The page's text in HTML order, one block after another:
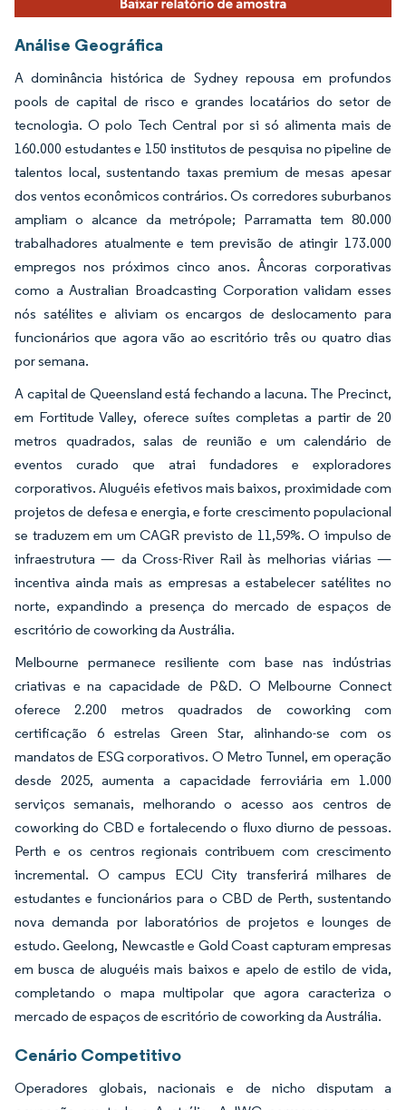
Análise Geográfica
A dominância histórica de Sydney repousa em profundos
pools de capital de risco e grandes locatários do setor de
tecnologia. O polo Tech Central por si só alimenta mais de
160.000 estudantes e 150 institutos de pesquisa no pipeline de
talentos local, sustentando taxas premium de mesas apesar
dos ventos econômicos contrários. Os corredores suburbanos
ampliam o alcance da metrópole; Parramatta tem 80.000
trabalhadores atualmente e tem previsão de atingir 173.000
empregos nos próximos cinco anos. Âncoras corporativas
como a Australian Broadcasting Corporation validam esses
nós satélites e aliviam os encargos de deslocamento para
funcionários que agora vão ao escritório três ou quatro dias
por semana.
A capital de Queensland está fechando a lacuna. The Precinct,
em Fortitude Valley, oferece suítes completas a partir de 20
metros quadrados, salas de reunião e um calendário de
eventos curado que atrai fundadores e exploradores
corporativos. Aluguéis efetivos mais baixos, proximidade com
projetos de defesa e energia, e forte crescimento populacional
se traduzem em um CAGR previsto de 11,59%. O impulso de
infraestrutura — da Cross-River Rail às melhorias viárias —
incentiva ainda mais as empresas a estabelecer satélites no
norte, expandindo a presença do mercado de espaços de
escritório de coworking da Austrália.
Melbourne permanece resiliente com base nas indústrias
criativas e na capacidade de P&D. O Melbourne Connect
oferece 2.200 metros quadrados de coworking com
certificação 6 estrelas Green Star, alinhando-se com os
mandatos de ESG corporativos. O Metro Tunnel, em operação
desde 2025, aumenta a capacidade ferroviária em 1.000
serviços semanais, melhorando o acesso aos centros de
coworking do CBD e fortalecendo o fluxo diurno de pessoas.
Perth e os centros regionais contribuem com crescimento
incremental. O campus ECU City transferirá milhares de
estudantes e funcionários para o CBD de Perth, sustentando
nova demanda por laboratórios de projetos e lounges de
estudo. Geelong, Newcastle e Gold Coast capturam empresas
em busca de aluguéis mais baixos e apelo de estilo de vida,
completando o mapa multipolar que agora caracteriza o
mercado de espaços de escritório de coworking da Austrália.
Cenário Competitivo
Operadores globais, nacionais e de nicho disputam a